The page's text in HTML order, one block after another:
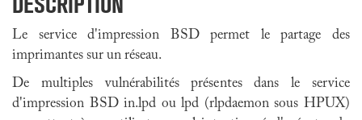
Le service d'impression BSD permet le partage des
imprimantes sur un réseau.
De multiples vulnérabilités présentes dans le service
d'impression BSD in.lpd ou lpd (rlpdaemon sous HPUX)